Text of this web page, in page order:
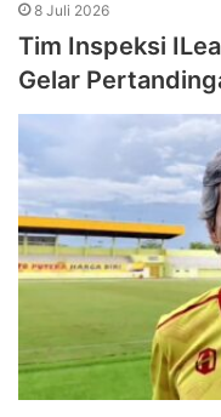
8 Juli 2026
Tim Inspeksi
Gelar